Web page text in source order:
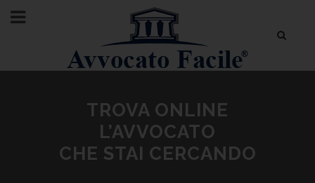
TROVA ONLINE
L’AVVOCATO
CHE STAI CERCANDO